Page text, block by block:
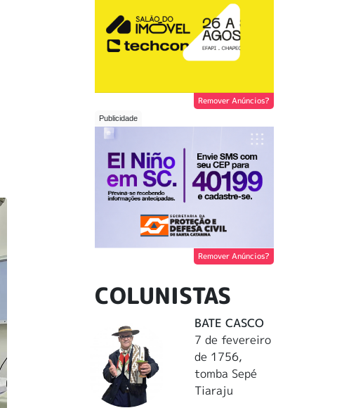
Remover Anúncios?
Remover Anúncios?
COLUNISTAS
BATE CASCO
7 de fevereiro
de 1756,
tomba Sepé
Tiaraju